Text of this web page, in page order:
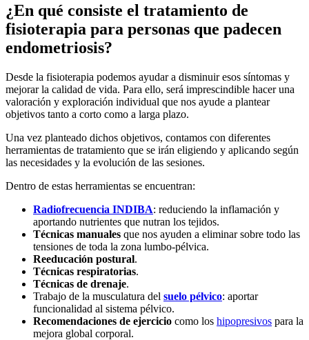
¿En qué consiste el tratamiento de
fisioterapia para personas que padecen
endometriosis?
Desde la fisioterapia podemos ayudar a disminuir esos síntomas y
mejorar la calidad de vida. Para ello, será imprescindible hacer una
valoración y exploración individual que nos ayude a plantear
objetivos tanto a corto como a larga plazo.
Una vez planteado dichos objetivos, contamos con diferentes
herramientas de tratamiento que se irán eligiendo y aplicando según
las necesidades y la evolución de las sesiones.
Dentro de estas herramientas se encuentran:
Radiofrecuencia INDIBA: reduciendo la inflamación y
aportando nutrientes que nutran los tejidos.
Técnicas manuales que nos ayuden a eliminar sobre todo las
tensiones de toda la zona lumbo-pélvica.
Reeducación postural.
Técnicas respiratorias.
Técnicas de drenaje.
Trabajo de la musculatura del suelo pélvico: aportar
funcionalidad al sistema pélvico.
Recomendaciones de ejercicio como los hipopresivos para la
mejora global corporal.